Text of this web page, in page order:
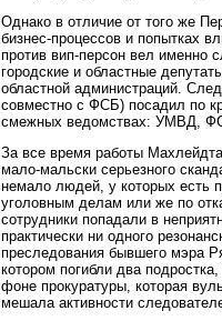
Однако в отличие от того же
бизнес-процессов и попытках
против вип-персон вел именно
городские и областные
областной администраций.
совместно с ФСБ) посадил по
смежных ведомствах: УМВД,
За все время работы
мало-мальски серьезного
немало людей, у которых есть
уголовным делам или же по
сотрудники попадали в
практически ни одного
преследования бывшего мэра
котором погибли два
фоне прокуратуры, которая
мешала активности